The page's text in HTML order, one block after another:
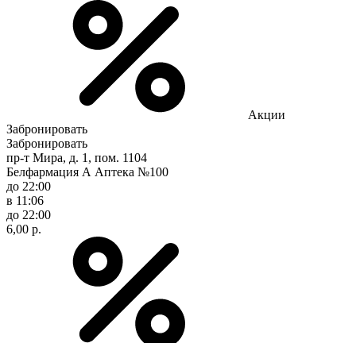
Акции
Забронировать
Забронировать
пр-т Мира, д. 1, пом. 1104
Белфармация А Аптека №100
до 22:00
в 11:06
до 22:00
6,00 р.